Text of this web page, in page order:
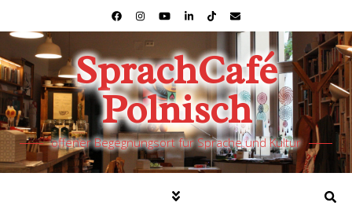
SprachCafé
Polnisch
offener Begegnungsort für Sprache und Kultur